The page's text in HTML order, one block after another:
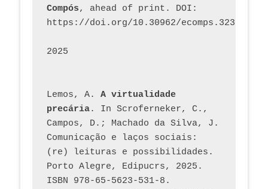
Compós, ahead of print. DOI:
https://doi.org/10.30962/ecomps.3231
2025
Lemos, A. A virtualidade
precária. In Scroferneker, C.,
Campos, D.; Machado da Silva, J.
Comunicação e laços sociais:
(re) leituras e possibilidades.
Porto Alegre, Edipucrs, 2025.
ISBN 978-65-5623-531-8.